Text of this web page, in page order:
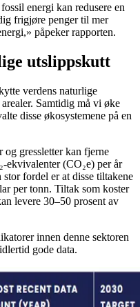
energi kan redusere en
frigjøre penger til mer
påpeker rapporten.
utslippskutt
verdens naturlige
Samtidig må vi øke
disse økosystemene på en
gressletter kan fjerne
ekvivalenter (CO₂e) per år
fordel er at disse tiltakene
per tonn. Tiltak som koster
levere 30–50 prosent av
innen denne sektoren
gode data.